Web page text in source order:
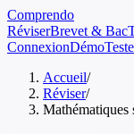
Comprendo
RéviserBrevet & Bac
ConnexionDémo
Accueil/
Réviser/
Mathématiques